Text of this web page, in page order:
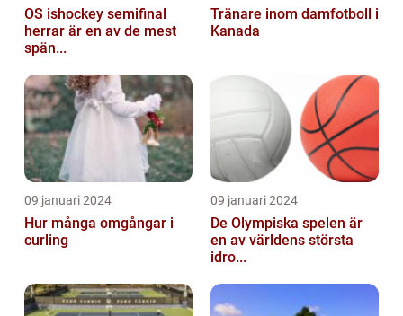
OS ishockey semifinal
herrar är en av de mest
spän...
Tränare inom damfotboll i
Kanada
09 januari 2024
Hur många omgångar i
curling
09 januari 2024
De Olympiska spelen är
en av världens största
idro...